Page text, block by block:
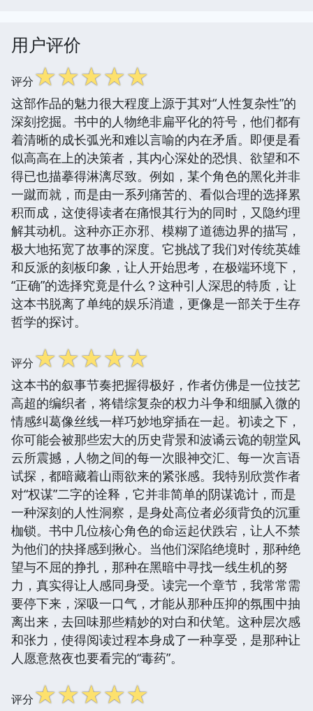
用户评价
评分☆☆☆☆☆
这部作品的魅力很大程度上源于其对“人性复杂性”的
深刻挖掘。书中的人物绝非扁平化的符号，他们都有
着清晰的成长弧光和难以言喻的内在矛盾。即便是看
似高高在上的决策者，其内心深处的恐惧、欲望和不
得已也描摹得淋漓尽致。例如，某个角色的黑化并非
一蹴而就，而是由一系列痛苦的、看似合理的选择累
积而成，这使得读者在痛恨其行为的同时，又隐约理
解其动机。这种亦正亦邪、模糊了道德边界的描写，
极大地拓宽了故事的深度。它挑战了我们对传统英雄
和反派的刻板印象，让人开始思考，在极端环境下，
“正确”的选择究竟是什么？这种引人深思的特质，让
这本书脱离了单纯的娱乐消遣，更像是一部关于生存
哲学的探讨。
评分☆☆☆☆☆
这本书的叙事节奏把握得极好，作者仿佛是一位技艺
高超的编织者，将错综复杂的权力斗争和细腻入微的
情感纠葛像丝线一样巧妙地穿插在一起。初读之下，
你可能会被那些宏大的历史背景和波谲云诡的朝堂风
云所震撼，人物之间的每一次眼神交汇、每一次言语
试探，都暗藏着山雨欲来的紧张感。我特别欣赏作者
对“权谋”二字的诠释，它并非简单的阴谋诡计，而是
一种深刻的人性洞察，是身处高位者必须背负的沉重
枷锁。书中几位核心角色的命运起伏跌宕，让人不禁
为他们的抉择感到揪心。当他们深陷绝境时，那种绝
望与不屈的挣扎，那种在黑暗中寻找一线生机的努
力，真实得让人感同身受。读完一个章节，我常常需
要停下来，深吸一口气，才能从那种压抑的氛围中抽
离出来，去回味那些精妙的对白和伏笔。这种层次感
和张力，使得阅读过程本身成了一种享受，是那种让
人愿意熬夜也要看完的“毒药”。
评分☆☆☆☆☆